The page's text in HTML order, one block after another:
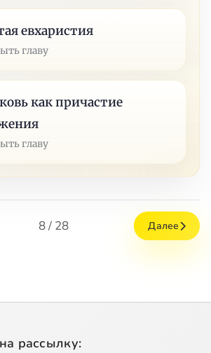
евхаристия
главу
как причастие
главу
8 / 28 Далее
рассылку: